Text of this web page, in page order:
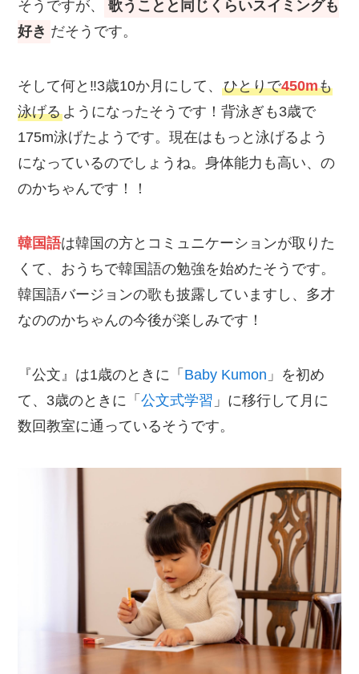
そうですが、
歌うことと同じくらいスイミングも
好き だそうです。
そして何と‼3歳10か月にして、ひとりで450mも
泳げるようになったそうです！背泳ぎも3歳で
175m泳げたようです。現在はもっと泳げるよう
になっているのでしょうね。身体能力も高い、の
のかちゃんです！！
韓国語は韓国の方とコミュニケーションが取りた
くて、おうちで韓国語の勉強を始めたそうです。
韓国語バージョンの歌も披露していますし、多才
なののかちゃんの今後が楽しみです！
『公文』は1歳のときに「 Baby Kumon 」を初め
て、3歳のときに「公文式学習 」に移行して月に
数回教室に通っているそうです。